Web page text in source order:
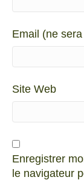
Email (ne
Site Web
Enregistrer
le navigateur